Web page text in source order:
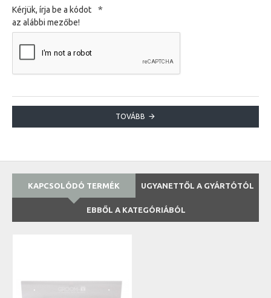
Kérjük, írja be a kódot
az alábbi mezőbe!
TOVÁBB
KAPCSOLÓDÓ TERMÉK UGYANETTŐL A GYÁRTÓTÓL
EBBŐL A KATEGÓRIÁBÓL